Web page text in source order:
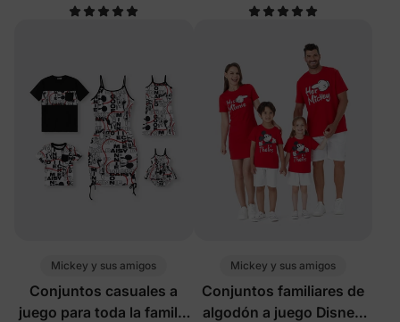
multicolor
Mickey y sus amigos
Conjuntos casuales a
juego para toda la familia
Mickey y sus amigos
Conjuntos familiares de
algodón a juego Disney